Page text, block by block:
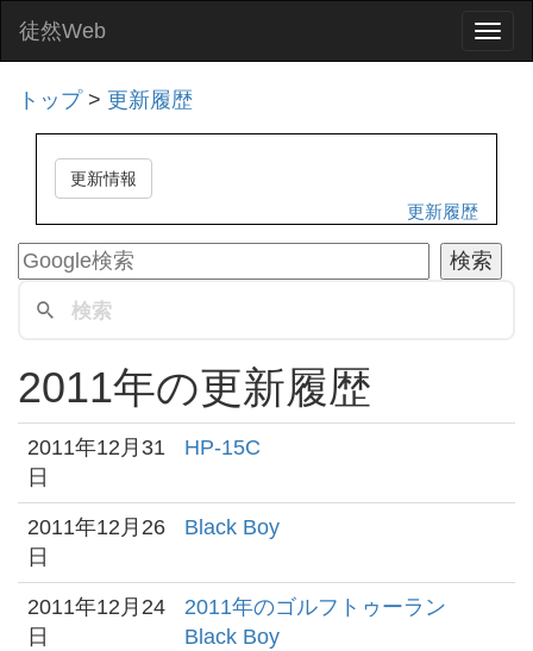
徒然Web
トップ> 更新履歴
更新情報
更新履歴
2011年の更新履歴
2011年12月31
日
HP-15C
2011年12月26
日
Black Boy
2011年12月24
日
2011年のゴルフトゥーラン
Black Boy